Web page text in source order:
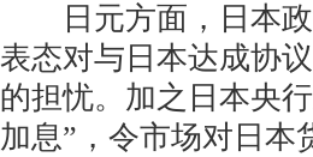
日元方面，日本政
表态对与日本达成协
的担忧。加之日本央
加息”，令市场对日本